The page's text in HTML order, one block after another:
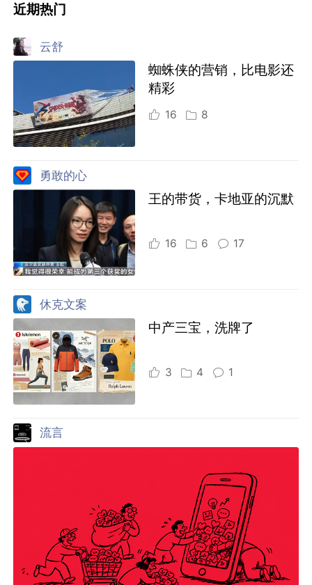
近期热门
云舒
蜘蛛侠的营销，比电影还
精彩
16 8
勇敢的心
王的带货，卡地亚的沉默
16 6 17
休克文案
中产三宝，洗牌了
3 4 1
流言